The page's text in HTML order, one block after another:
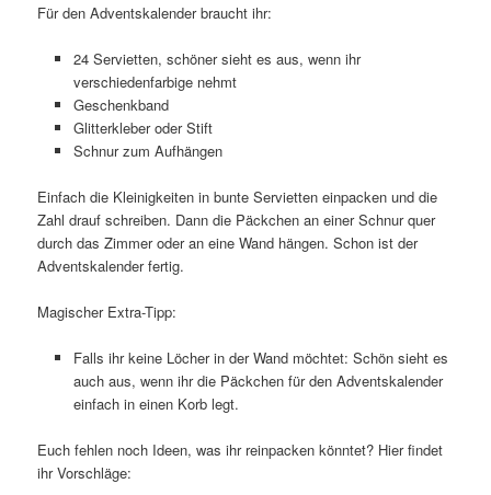
Für den Adventskalender braucht ihr:
24 Servietten, schöner sieht es aus, wenn ihr
verschiedenfarbige nehmt
Geschenkband
Glitterkleber oder Stift
Schnur zum Aufhängen
Einfach die Kleinigkeiten in bunte Servietten einpacken und die
Zahl drauf schreiben. Dann die Päckchen an einer Schnur quer
durch das Zimmer oder an eine Wand hängen. Schon ist der
Adventskalender fertig.
Magischer Extra-Tipp:
Falls ihr keine Löcher in der Wand möchtet: Schön sieht es
auch aus, wenn ihr die Päckchen für den Adventskalender
einfach in einen Korb legt.
Euch fehlen noch Ideen, was ihr reinpacken könntet? Hier findet
ihr Vorschläge: